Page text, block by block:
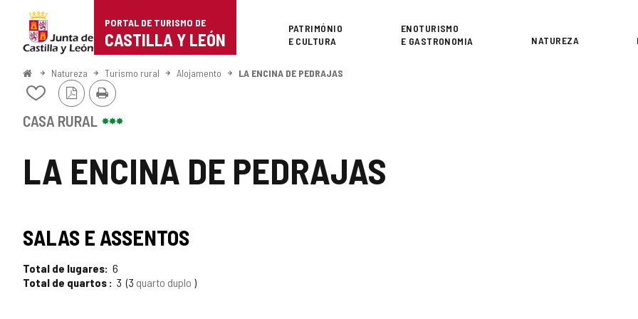
Portal
de
Turismo
Castilla
León
PORTAL DE TURISMO DE
CASTILLA Y LEÓN
Superior
PATRIMÓNIO
E CULTURA
ENOTURISMO
E GASTRONOMIA
NATUREZA
ComeçoNatureza Turismo rural Alojamento LA ENCINA DE PEDRAJAS
LA ENCINA DE PEDRAJAS
Adicionar
remover
cadernos
Versão
PDF
Imprimir
CASA RURAL
SALAS E ASSENTOS
Total de lugares 6
Total de quartos
3 3 quarto duplo